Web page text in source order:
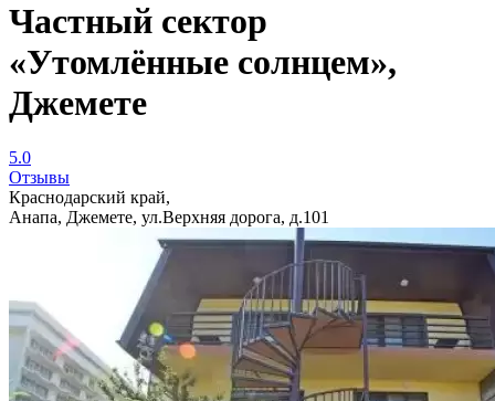
Частный сектор
«Утомлённые солнцем»,
Джемете
5.0
Отзывы
Краснодарский край,
Анапа, Джемете, ул.Верхняя дорога, д.101